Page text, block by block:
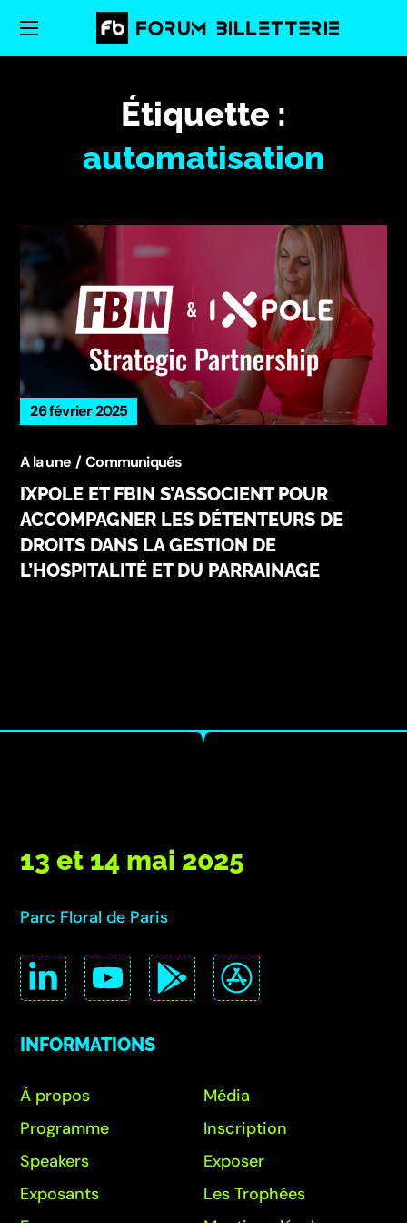
Étiquette :
automatisation
26 février 2025
A la une Communiqués
IXPOLE ET FBIN S’ASSOCIENT POUR
ACCOMPAGNER LES DÉTENTEURS DE
DROITS DANS LA GESTION DE
L’HOSPITALITÉ ET DU PARRAINAGE
13 et 14 mai 2025
Parc Floral de Paris
INFORMATIONS
À propos
Programme
Speakers
Exposants
Média
Inscription
Exposer
Les Trophées